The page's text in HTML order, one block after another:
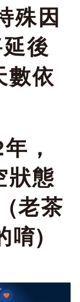
保國
元
：B-
0
充
殊因
後
數依
，
狀態
(老茶
唷)